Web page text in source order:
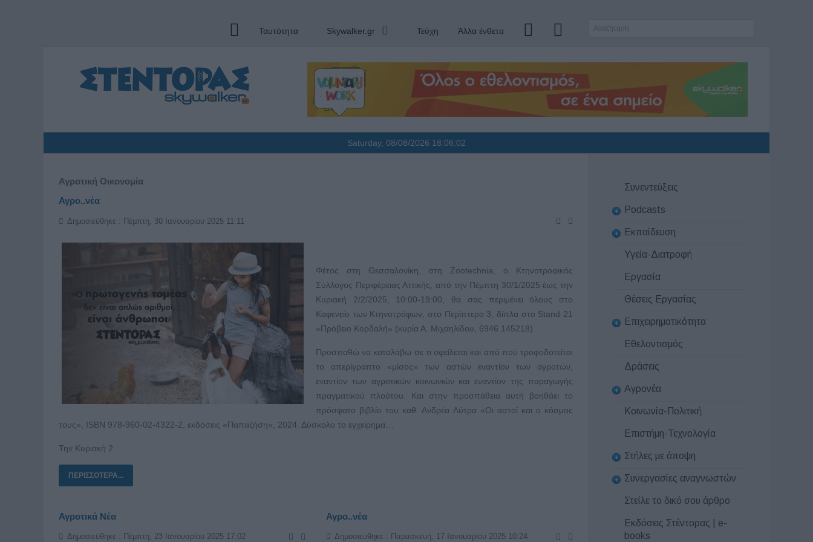
Ταυτότητα Skywalker.gr Τεύχη Άλλα ένθετα
Saturday, 08/08/2026 18:06:03
Αγροτική Οικονομία
Αγρο..νέα
Δημοσιεύθηκε : Πέμπτη, 30 Ιανουαρίου 2025 11:11
Φέτος στη Θεσσαλονίκη, στη Zootechnia, ο Κτηνοτροφικός
Σύλλογος Περιφέρειας Αττικής, από την Πέμπτη 30/1/2025 έως την
Κυριακή 2/2/2025, 10:00-19:00, θα σας περιμένει όλους στο
Καφενείο των Κτηνοτρόφων, στο Περίπτερο 3, δίπλα στο Stand 21
«Πρόβειο Κορδαλή» (κυρία Α. Μιχαηλίδου, 6946 145218).
Προσπαθώ να καταλάβω σε τι οφείλεται και από πού τροφοδοτείται
το απερίγραπτο «μίσος» των αστών εναντίον των αγροτών,
εναντίον των αγροτικών κοινωνιών και εναντίον της παραγωγής
πραγματικού πλούτου. Και στην προσπάθεια αυτή βοηθάει το
πρόσφατο βιβλίο του καθ. Ανδρέα Λύτρα «Οι αστοί και ο κόσμος
τους», ISBN 978-960-02-4322-2, εκδόσεις «Παπαζήση», 2024. Δύσκολο το εγχείρημα…
Την Κυριακή 2
ΠΕΡΙΣΣΌΤΕΡΑ...
Αγροτικά Νέα
Δημοσιεύθηκε : Πέμπτη, 23 Ιανουαρίου 2025 17:02
Αγρο..νέα
Δημοσιεύθηκε : Παρασκευή, 17 Ιανουαρίου 2025 10:24
Συνεντεύξεις
Podcasts
Εκπαίδευση
Υγεία-Διατροφή
Εργασία
Θέσεις Εργασίας
Επιχειρηματικότητα
Εθελοντισμός
Δράσεις
Αγρονέα
Κοινωνία-Πολιτική
Επιστήμη-Τεχνολογία
Στήλες με άποψη
Συνεργασίες αναγνωστών
Στείλε το δικό σου άρθρο
Εκδόσεις Στέντορας | e-
books